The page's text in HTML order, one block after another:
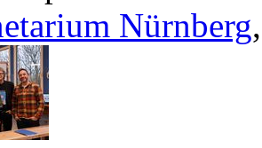
Nürnberg